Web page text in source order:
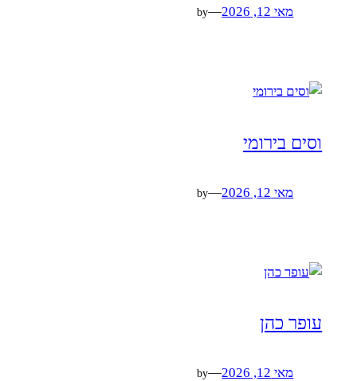
מאי 12, 2026 —
by
וסים בירומי
מאי 12, 2026 —
by
עופר כהן
מאי 12, 2026 —
by